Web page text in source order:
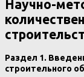
Научно-
Раздел 1.
строительного